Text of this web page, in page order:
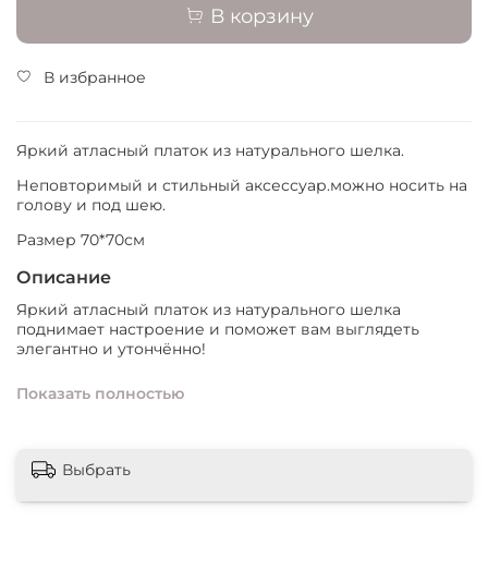
В корзину
В избранное
Яркий атласный платок из натурального шелка.
Неповторимый и стильный аксессуар.можно носить на
голову и под шею.
Размер 70*70см
Описание
Яркий атласный платок из натурального шелка
поднимает настроение и поможет вам выглядеть
элегантно и утончённо!
Ярко алые листья и травы на бело-молочном фоне
платка прекрасно дополнят ваш летний образ.
Неповторимый и стильный аксессуар.можно носить на
голову в качестве косынки или банданы, и под шею.
Показать полностью
Выбрать